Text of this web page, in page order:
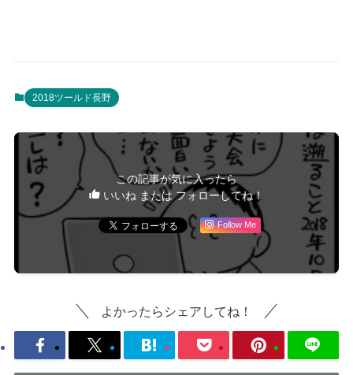
2018ツールド長野
この記事が気に入ったら
いいね または フォローしてね！
Follow Me
よかったらシェアしてね！